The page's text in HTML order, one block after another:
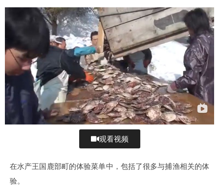
观看视频
在水产王国鹿部町的体验菜单中，包括了很多与捕渔相关的体
验。